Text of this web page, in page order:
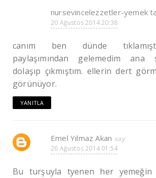
nursevincelezzetler-yemek
20 Ağustos 2014 20:38
canım ben dünde
paylaşımından gelemedim ana
dolaşıp çıkmıştım. ellerin dert
görünüyor.
YANITLA
Emel Yılmaz Akan
26 Ağustos 2014 01:54
Bu turşuyla tyenen her yemeğin